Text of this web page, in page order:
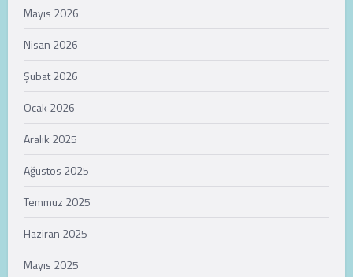
Mayıs 2026
Nisan 2026
Şubat 2026
Ocak 2026
Aralık 2025
Ağustos 2025
Temmuz 2025
Haziran 2025
Mayıs 2025